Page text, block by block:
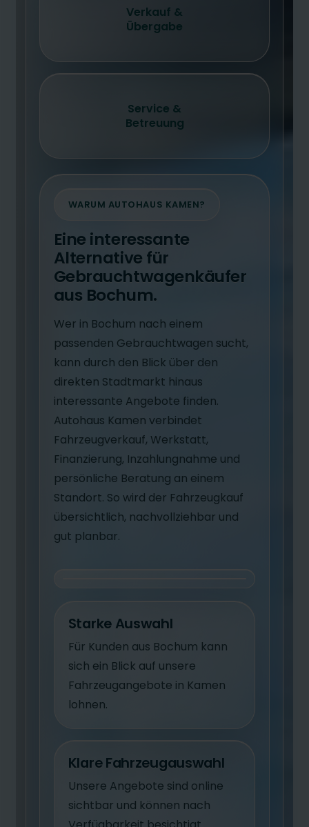
Verkauf &
Übergabe
Service &
Betreuung
WARUM AUTOHAUS KAMEN?
Eine interessante
Alternative für
Gebrauchtwagenkäufer
aus Bochum.
Wer in Bochum nach einem
passenden Gebrauchtwagen sucht,
kann durch den Blick über den
direkten Stadtmarkt hinaus
interessante Angebote finden.
Autohaus Kamen verbindet
Fahrzeugverkauf, Werkstatt,
Finanzierung, Inzahlungnahme und
persönliche Beratung an einem
Standort. So wird der Fahrzeugkauf
übersichtlich, nachvollziehbar und
gut planbar.
Starke Auswahl
Für Kunden aus Bochum kann
sich ein Blick auf unsere
Fahrzeugangebote in Kamen
lohnen.
Klare Fahrzeugauswahl
Unsere Angebote sind online
sichtbar und können nach